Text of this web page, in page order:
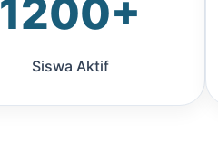
1200+
Siswa Aktif